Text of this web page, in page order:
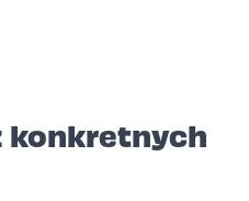
konkretnych